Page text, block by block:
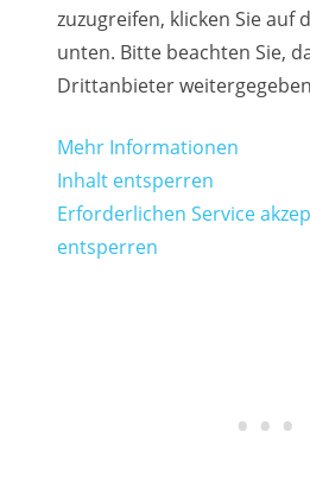
zuzugreifen, klicken Sie auf
unten. Bitte beachten Sie,
Drittanbieter
Mehr Informationen
Inhalt entsperren
Erforderlichen Service
entsperren